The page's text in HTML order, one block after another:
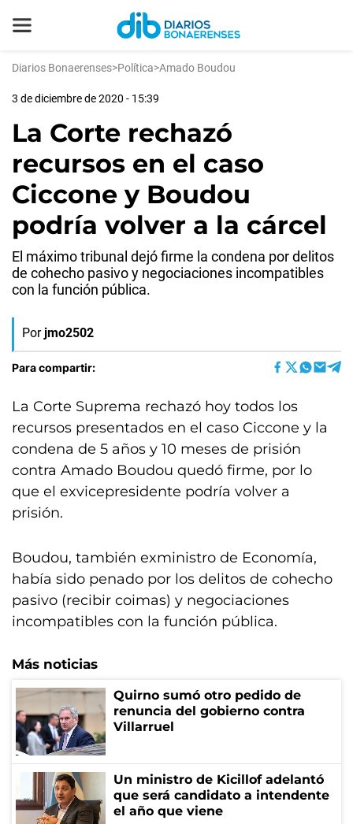
Diarios Bonaerenses>Política>Amado Boudou
3 de diciembre de 2020 - 15:39
La Corte rechazó
recursos en el caso
Ciccone y Boudou
podría volver a la cárcel
El máximo tribunal dejó firme la condena por delitos
de cohecho pasivo y negociaciones incompatibles
con la función pública.
Por jmo2502
Para compartir:
La Corte Suprema rechazó hoy todos los
recursos presentados en el caso Ciccone y la
condena de 5 años y 10 meses de prisión
contra Amado Boudou quedó firme, por lo
que el exvicepresidente podría volver a
prisión.
Boudou, también exministro de Economía,
había sido penado por los delitos de cohecho
pasivo (recibir coimas) y negociaciones
incompatibles con la función pública.
Más noticias
Quirno sumó otro pedido de
renuncia del gobierno contra
Villarruel
Un ministro de Kicillof adelantó
que será candidato a intendente
el año que viene